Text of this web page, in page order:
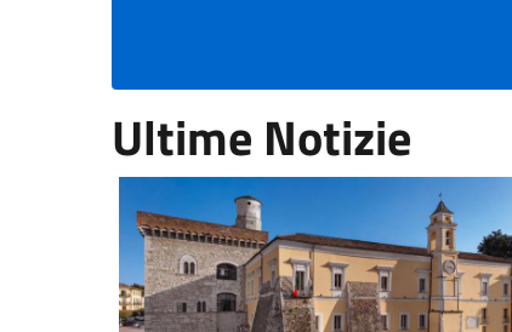
Ultime Notizie